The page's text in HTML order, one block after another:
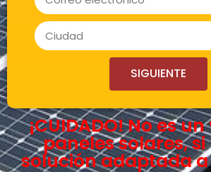
SIGUIENTE
¡CUIDADO! No es
paneles solares,
solución adaptada